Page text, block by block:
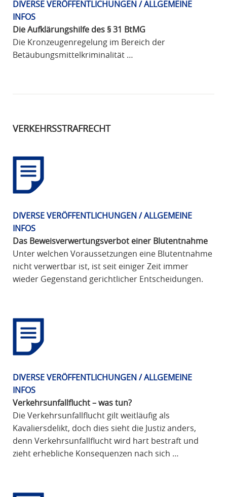
DIVERSE VERÖFFENTLICHUNGEN / ALLGEMEINE
INFOS
Die Aufklärungshilfe des § 31 BtMG
Die Kronzeugenregelung im Bereich der
Betäubungsmittelkriminalität …
VERKEHRSSTRAFRECHT
DIVERSE VERÖFFENTLICHUNGEN / ALLGEMEINE
INFOS
Das Beweisverwertungsverbot einer Blutentnahme
Unter welchen Voraussetzungen eine Blutentnahme
nicht verwertbar ist, ist seit einiger Zeit immer
wieder Gegenstand gerichtlicher Entscheidungen.
DIVERSE VERÖFFENTLICHUNGEN / ALLGEMEINE
INFOS
Verkehrsunfallflucht – was tun?
Die Verkehrsunfallflucht gilt weitläufig als
Kavaliersdelikt, doch dies sieht die Justiz anders,
denn Verkehrsunfallflucht wird hart bestraft und
zieht erhebliche Konsequenzen nach sich …